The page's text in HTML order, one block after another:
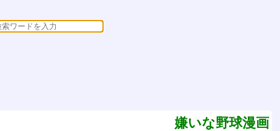
嫌いな野球漫画